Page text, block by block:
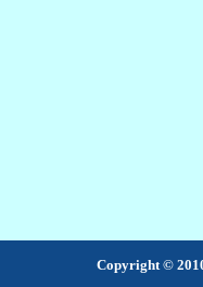
Copyright ©